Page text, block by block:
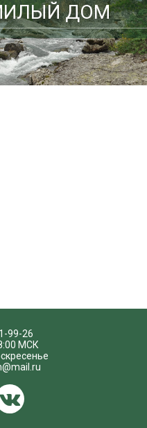
ДОМ
99-26
МСК